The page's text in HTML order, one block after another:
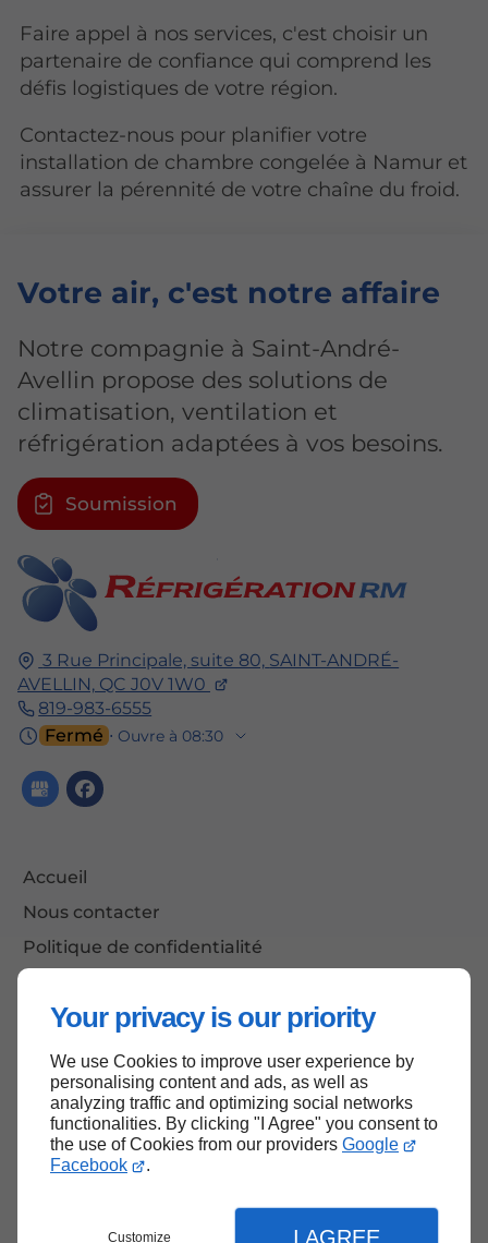
Your privacy is our priority
We use Cookies to improve user experience by
personalising content and ads, as well as
analyzing traffic and optimizing social networks
functionalities. By clicking "I Agree" you consent to
the use of Cookies from our providers Google
Facebook
.
Customize I AGREE
Faire appel à nos services, c'est choisir un
partenaire de confiance qui comprend les
défis logistiques de votre région.
Contactez-nous pour planifier votre
installation de chambre congelée à Namur et
assurer la pérennité de votre chaîne du froid.
3 Rue Principale, suite 80, SAINT-ANDRÉ-
AVELLIN, QC J0V 1W0
819-983-6555
Fermé ⋅ Ouvre à 08:30
Accueil
Nous contacter
Politique de confidentialité
Votre air, c'est notre affaire
Notre compagnie à Saint-André-
Avellin propose des solutions de
climatisation, ventilation et
réfrigération adaptées à vos besoins.
Soumission
Haut de page